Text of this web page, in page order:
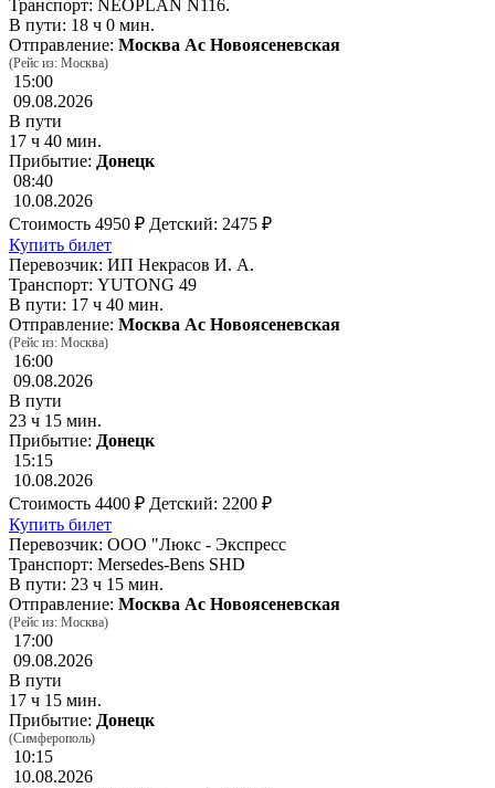
Транспорт: NEOPLAN N116.
В пути: 18 ч 0 мин.
Отправление: Москва Ас Новоясеневская
(Рейс из: Москва)
15:00
09.08.2026
В пути
17 ч 40 мин.
Прибытие: Донецк
08:40
10.08.2026
Стоимость 4950 ₽ Детский: 2475 ₽
Купить билет
Перевозчик: ИП Некрасов И. А.
Транспорт: YUTONG 49
В пути: 17 ч 40 мин.
Отправление: Москва Ас Новоясеневская
(Рейс из: Москва)
16:00
09.08.2026
В пути
23 ч 15 мин.
Прибытие: Донецк
15:15
10.08.2026
Стоимость 4400 ₽ Детский: 2200 ₽
Купить билет
Перевозчик: ООО "Люкс - Экспресс
Транспорт: Mersedes-Bens SHD
В пути: 23 ч 15 мин.
Отправление: Москва Ас Новоясеневская
(Рейс из: Москва)
17:00
09.08.2026
В пути
17 ч 15 мин.
Прибытие: Донецк
(Симферополь)
10:15
10.08.2026